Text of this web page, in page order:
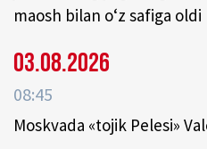
maosh bilan o‘z safiga oldi
03.08.2026
08:45
Moskvada «tojik Pelesi»